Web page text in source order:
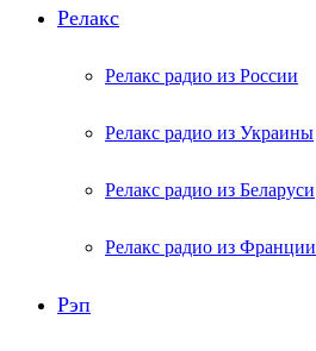
Релакс
Релакс радио из России
Релакс радио из Украины
Релакс радио из Беларуси
Релакс радио из Франции
Рэп